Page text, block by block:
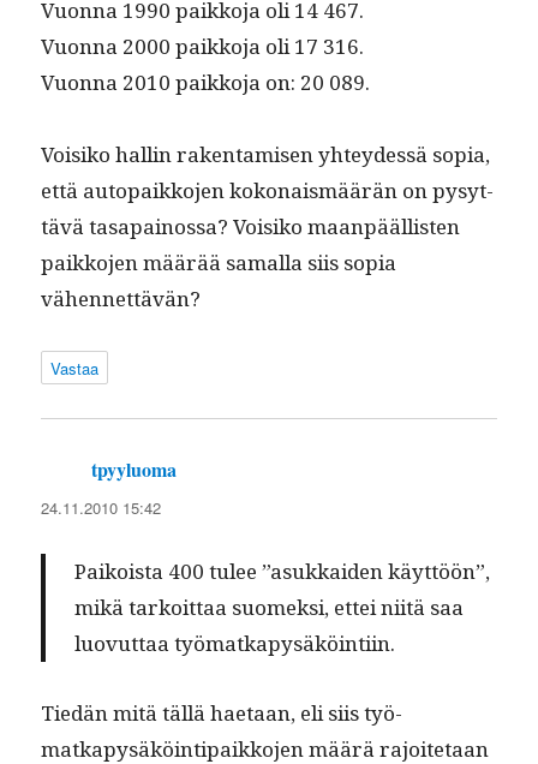
Vuon­na 1990 paikko­ja oli 14 467.
Vuon­na 2000 paikko­ja oli 17 316.
Vuon­na 2010 paikko­ja on: 20 089.
Voisiko hallin rak­en­tamisen yhtey­dessä sopia,
että autopaikko­jen kokon­ais­määrän on pysyt­
tävä tas­apain­os­sa? Voisiko maan­pääl­lis­ten
paikko­jen määrää samal­la siis sopia
vähennettävän?
Vastaa
tpyyluoma
24.11.2010 15:42
Paikoista 400 tulee ”asukkaiden käyt­töön”,
mikä tarkoit­taa suomek­si, ettei niitä saa
luovut­taa työmatkapysäköintiin.
Tiedän mitä täl­lä haetaan, eli siis työ­
matkapysäköin­tipaikko­jen määrä rajoite­taan